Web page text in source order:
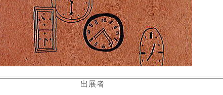
出展者